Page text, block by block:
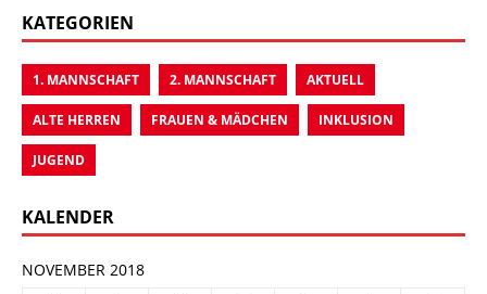
KATEGORIEN
1. MANNSCHAFT 2. MANNSCHAFT AKTUELL
ALTE HERREN FRAUEN & MÄDCHEN INKLUSION
JUGEND
KALENDER
NOVEMBER 2018